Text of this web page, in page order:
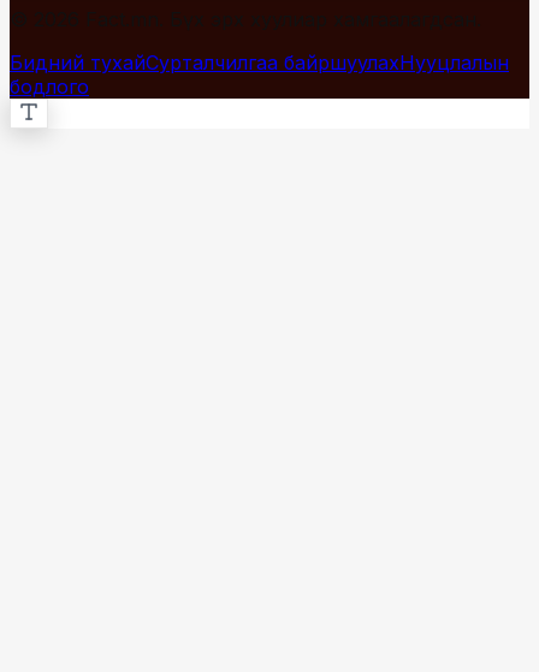
Бидний тухайСурталчилгаа байршуулахНууцлалын
бодлого